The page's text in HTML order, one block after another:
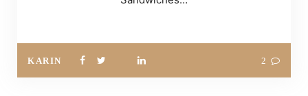
KARIN 2